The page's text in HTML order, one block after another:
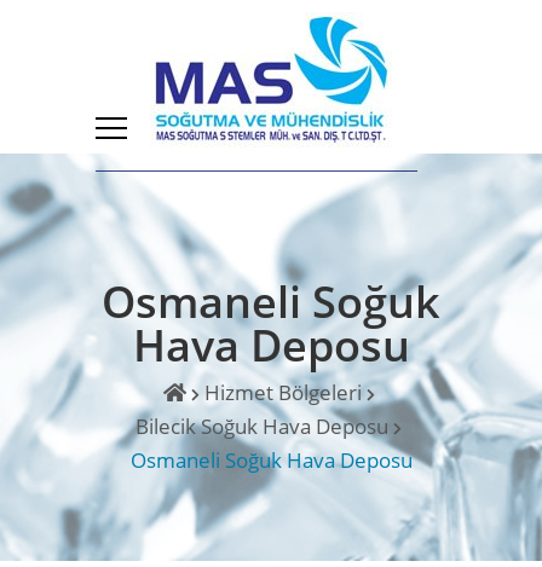
Osmaneli Soğuk
Hava Deposu
Hizmet Bölgeleri
Bilecik Soğuk Hava Deposu
Osmaneli Soğuk Hava Deposu